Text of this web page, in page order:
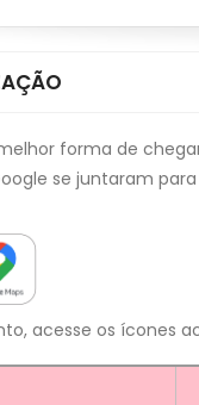
forma de
se juntaram
acesse os ícones